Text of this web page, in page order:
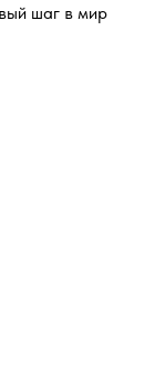
шаг в мир